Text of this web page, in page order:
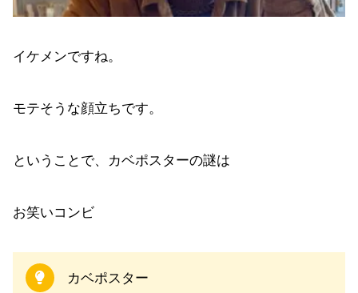
イケメンですね。
モテそうな顔立ちです。
ということで、カベポスターの謎は
お笑いコンビ
カベポスター